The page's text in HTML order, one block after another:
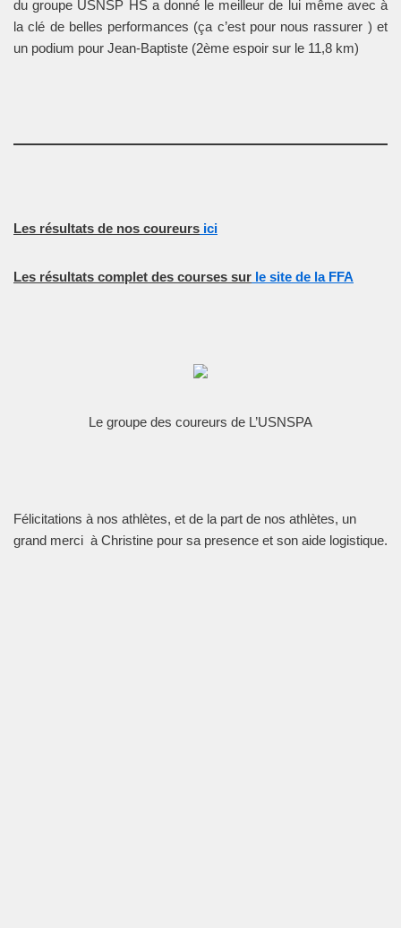
du groupe USNSP HS a donné le meilleur de lui même avec à
la clé de belles performances (ça c’est pour nous rassurer ) et
un podium pour Jean-Baptiste (2ème espoir sur le 11,8 km)
Les résultats de nos coureurs ici
Les résultats complet des courses sur le site de la FFA
Le groupe des coureurs de L’USNSPA
Félicitations à nos athlètes, et de la part de nos athlètes, un
grand merci à Christine pour sa presence et son aide logistique.